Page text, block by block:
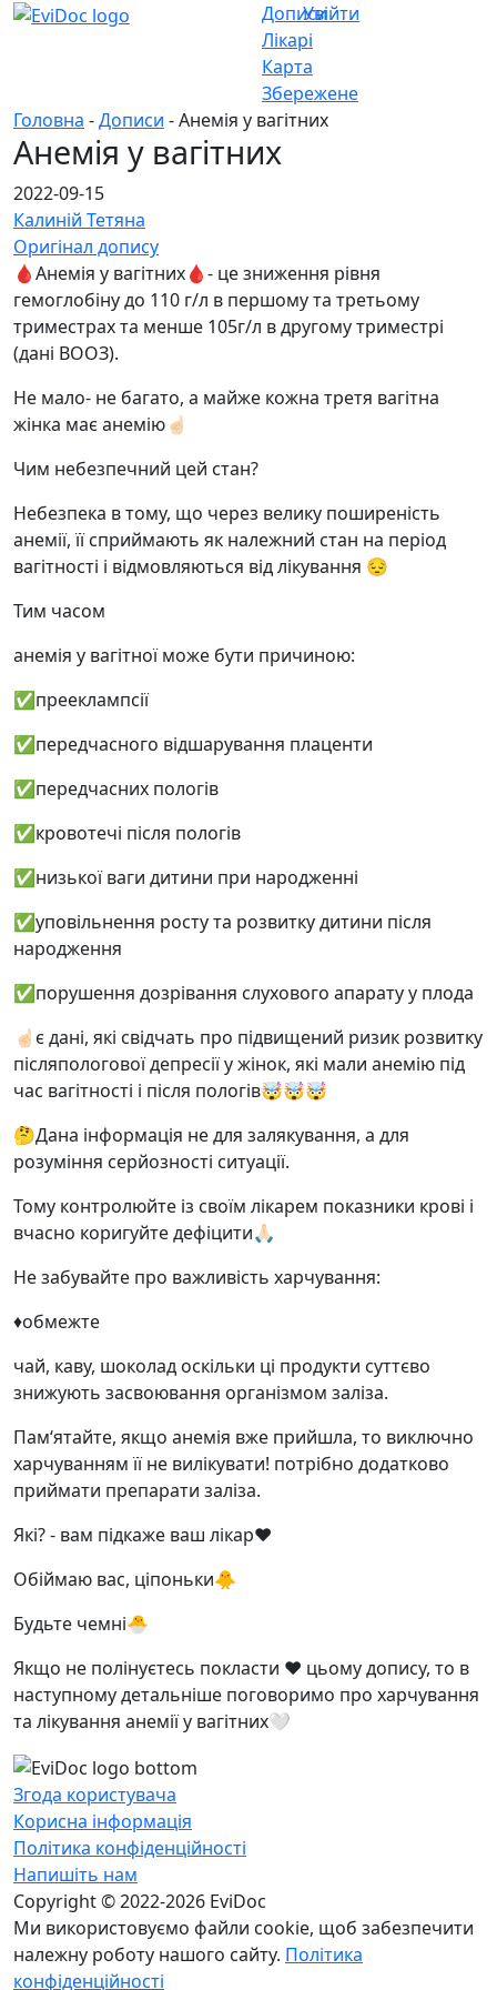
Дописи
Лікарі
Карта
Збережене
Увійти
Головна -Дописи - Анемія у вагітних
Анемія у вагітних
2022-09-15
Калиній Тетяна
Оригінал допису
🩸Анемія у вагітних🩸- це зниження рівня
гемоглобіну до 110 г/л в першому та третьому
триместрах та менше 105г/л в другому триместрі
(дані ВООЗ).
Не мало- не багато, а майже кожна третя вагітна
жінка має анемію☝🏻
Чим небезпечний цей стан?
Небезпека в тому, що через велику поширеність
анемії, її сприймають як належний стан на період
вагітності і відмовляються від лікування 😔
Тим часом
анемія у вагітної може бути причиною:
✅прееклампсії
✅передчасного відшарування плаценти
✅передчасних пологів
✅кровотечі після пологів
✅низької ваги дитини при народженні
✅уповільнення росту та розвитку дитини після
народження
✅порушення дозрівання слухового апарату у плода
☝🏻є дані, які свідчать про підвищений ризик розвитку
післяпологової депресії у жінок, які мали анемію під
час вагітності і після пологів🤯🤯🤯
🤔Дана інформація не для залякування, а для
розуміння серйозності ситуації.
Тому контролюйте із своїм лікарем показники крові і
вчасно коригуйте дефіцити🙏🏻
Не забувайте про важливість харчування:
♦️обмежте
чай, каву, шоколад оскільки ці продукти суттєво
знижують засвоювання організмом заліза.
Пам‘ятайте, якщо анемія вже прийшла, то виключно
харчуванням її не вилікувати! потрібно додатково
приймати препарати заліза.
Які? - вам підкаже ваш лікар♥️
Обіймаю вас, ціпоньки🐥
Будьте чемні🐣
Якщо не полінуєтесь покласти ❤️ цьому допису, то в
наступному детальніше поговоримо про харчування
та лікування анемії у вагітних🤍
Згода користувача
Корисна інформація
Політика конфіденційності
Напишіть нам
Copyright © 2022-2026 EviDoc
Ми використовуємо файли cookie, щоб забезпечити
належну роботу нашого сайту. Політика
конфіденційності